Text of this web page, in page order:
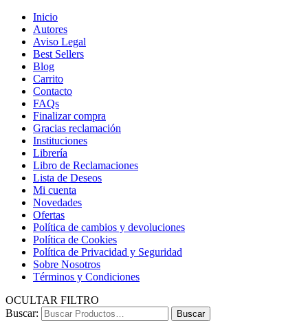
Inicio
Autores
Aviso Legal
Best Sellers
Blog
Carrito
Contacto
FAQs
Finalizar compra
Gracias reclamación
Instituciones
Librería
Libro de Reclamaciones
Lista de Deseos
Mi cuenta
Novedades
Ofertas
Política de cambios y devoluciones
Política de Cookies
Política de Privacidad y Seguridad
Sobre Nosotros
Términos y Condiciones
OCULTAR FILTRO
Buscar:
Buscar